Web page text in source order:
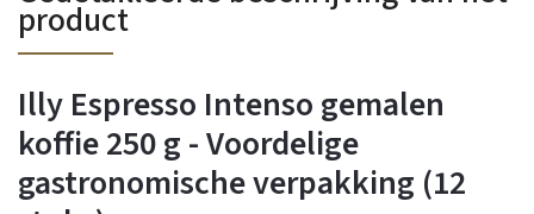
product
Illy Espresso Intenso gemalen
koffie 250 g - Voordelige
gastronomische verpakking (12